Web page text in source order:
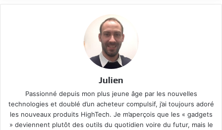
Julien
Passionné depuis mon plus jeune âge par les nouvelles
technologies et doublé d’un acheteur compulsif, j’ai toujours adoré
les nouveaux produits HighTech. Je m’aperçois que les « gadgets
» deviennent plutôt des outils du quotidien voire du futur, mais le